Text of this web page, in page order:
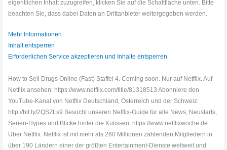
eigentlichen Inhalt zuzugreifen, klicken Sie auf die Schaltfläche unten. Bitte
beachten Sie, dass dabei Daten an Drittanbieter weitergegeben werden.
Mehr Informationen
Inhalt entsperren
Erforderlichen Service akzeptieren und Inhalte entsperren
How to Sell Drugs Online (Fast) Staffel 4. Coming soon. Nur auf Netflix. Auf
Netflix ansehen: https://www.netflix.com/title/81318513 Abonniere den
YouTube-Kanal von Netflix Deutschland, Österreich und der Schweiz:
http://bit.ly/2QSZLs9 Besucht unseren Netflix-Guide für alle News, Neustarts,
Serien-Hypes und Blicke hinter die Kulissen: https://www.netflixwoche.de
Über Netflix: Netflix ist mit mehr als 260 Millionen zahlenden Mitgliedern in
über 190 Ländern einer der größten Entertainment-Dienste weltweit und